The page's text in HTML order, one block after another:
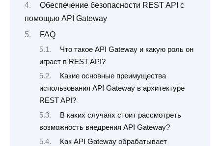
Обеспечение безопасности REST API с
помощью API Gateway
FAQ
Что такое API Gateway и какую роль он
играет в REST API?
Какие основные преимущества
использования API Gateway в архитектуре
REST API?
В каких случаях стоит рассмотреть
возможность внедрения API Gateway?
Как API Gateway обрабатывает